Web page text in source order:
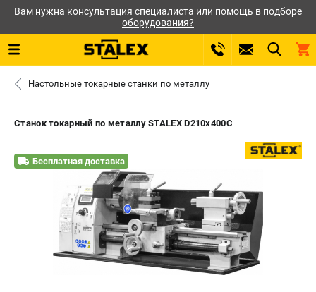
Вам нужна консультация специалиста или помощь в подборе
оборудования?
КАТАЛОГ
ВХОД ИЛИ РЕГИСТРАЦИЯ
ЗАКАЗАТЬ ЗАПЧАСТЬ
+7 (812) 564-50-74 - ЗАКАЗ ИЗДЕЛИЙ
САНКТ-ПЕТЕРБУРГ
0 ₽
Настольные токарные станки по металлу
Станок токарный по металлу STALEX D210x400C
Бесплатная доставка